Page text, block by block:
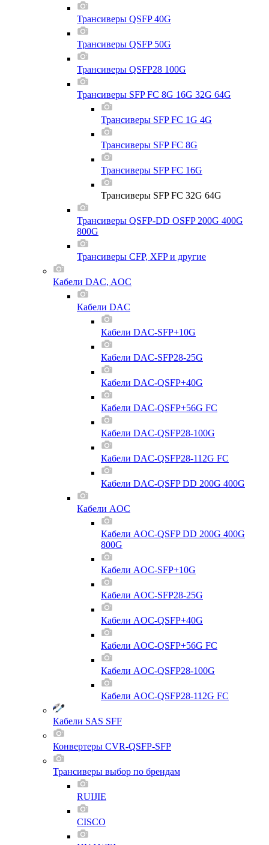
Трансиверы QSFP 40G
Трансиверы QSFP 50G
Трансиверы QSFP28 100G
Трансиверы SFP FC 8G 16G 32G 64G
Трансиверы SFP FC 1G 4G
Трансиверы SFP FC 8G
Трансиверы SFP FC 16G
Трансиверы SFP FC 32G 64G
Трансиверы QSFP-DD OSFP 200G 400G
800G
Трансиверы CFP, XFP и другие
Кабели DAC, AOC
Кабели DAC
Кабели DAC-SFP+10G
Кабели DAC-SFP28-25G
Кабели DAC-QSFP+40G
Кабели DAC-QSFP+56G FC
Кабели DAC-QSFP28-100G
Кабели DAC-QSFP28-112G FC
Кабели DAC-QSFP DD 200G 400G
Кабели AOC
Кабели AOC-QSFP DD 200G 400G
800G
Кабели AOC-SFP+10G
Кабели AOC-SFP28-25G
Кабели AOC-QSFP+40G
Кабели AOC-QSFP+56G FC
Кабели AOC-QSFP28-100G
Кабели AOC-QSFP28-112G FC
Кабели SAS SFF
Конвертеры CVR-QSFP-SFP
Трансиверы выбор по брендам
RUIJIE
CISCO